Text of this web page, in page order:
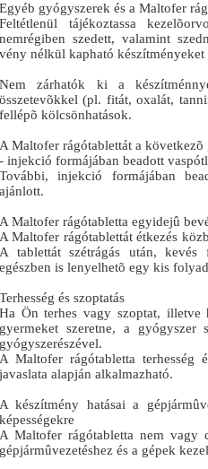
Egyéb gyógyszerek és a Maltofer
Feltétlenül tájékoztassa
nemrégiben szedett, valamint
vény nélkül kapható készítményeket
Nem zárhatók ki a
összetevõkkel (pl. fitát, oxalát,
fellépõ kölcsönhatások.
A Maltofer rágótablettát a
- injekció formájában beadott
További, injekció formájában
ajánlott.
A Maltofer rágótabletta egyidejû
A Maltofer rágótablettát étkezés
A tablettát szétrágás után,
egészben is lenyelhetõ egy kis
Terhesség és szoptatás
Ha Ön terhes vagy szoptat, illetve
gyermeket szeretne, a gyógyszer
gyógyszerészével.
A Maltofer rágótabletta
javaslata alapján alkalmazható.
A készítmény hatásai a
képességekre
A Maltofer rágótabletta nem vagy
gépjármûvezetéshez és a gépek